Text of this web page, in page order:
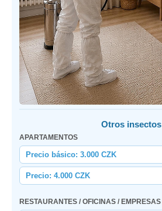
Otros insectos
APARTAMENTOS
Precio básico: 3.000 CZK
Precio: 4.000 CZK
RESTAURANTES / OFICINAS / EMPRESAS